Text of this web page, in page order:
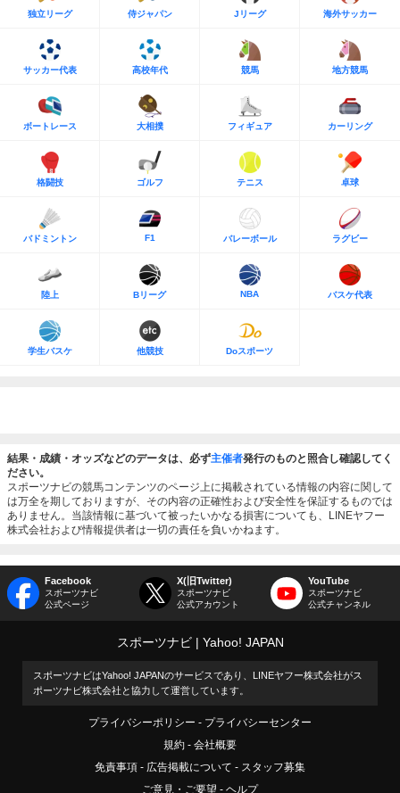
独立リーグ 侍ジャパン Jリーグ 海外サッカー
サッカー代表 高校年代 競馬 地方競馬
ボートレース 大相撲 フィギュア カーリング
格闘技 ゴルフ テニス 卓球
バドミントン F1 バレーボール ラグビー
陸上 Bリーグ NBA バスケ代表
学生バスケ 他競技 Doスポーツ
結果・成績・オッズなどのデータは、必ず主催者発行のものと照合し確認してく
ださい。
スポーツナビの競馬コンテンツのページ上に掲載されている情報の内容に関して
は万全を期しておりますが、その内容の正確性および安全性を保証するものでは
ありません。当該情報に基づいて被ったいかなる損害についても、LINEヤフー
株式会社および情報提供者は一切の責任を負いかねます。
Facebook
スポーツナビ
公式ページ
X(旧Twitter)
スポーツナビ
公式アカウント
YouTube
スポーツナビ
公式チャンネル
スポーツナビ Yahoo! JAPAN
スポーツナビはYahoo! JAPANのサービスであり、LINEヤフー株式会社がス
ポーツナビ株式会社と協力して運営しています。
プライバシーポリシー
プライバシーセンター
規約
会社概要
免責事項
広告掲載について
スタッフ募集
ご意見・ご要望
ヘルプ